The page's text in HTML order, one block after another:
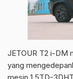
JETOUR T2 i-DM
yang